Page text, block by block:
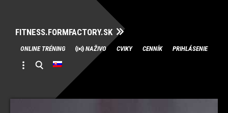
FITNESS.FORMFACTORY.SK
Skip
to
content
ONLINE TRÉNING NAŽIVO CVIKY CENNÍK PRIHLÁSENIE